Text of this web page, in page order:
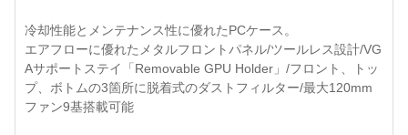
冷却性能とメンテナンス性に優れたPCケース。
エアフローに優れたメタルフロントパネル/ツールレス設計/VG
Aサポートステイ「Removable GPU Holder」/フロント、トッ
プ、ボトムの3箇所に脱着式のダストフィルター/最大120mm
ファン9基搭載可能